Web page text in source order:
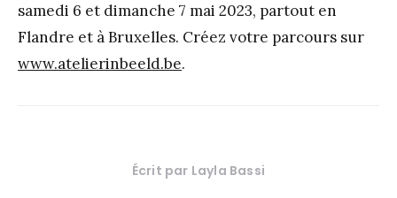
samedi 6 et dimanche 7 mai 2023, partout en
Flandre et à Bruxelles. Créez votre parcours sur
www.atelierinbeeld.be.
Écrit par Layla Bassi